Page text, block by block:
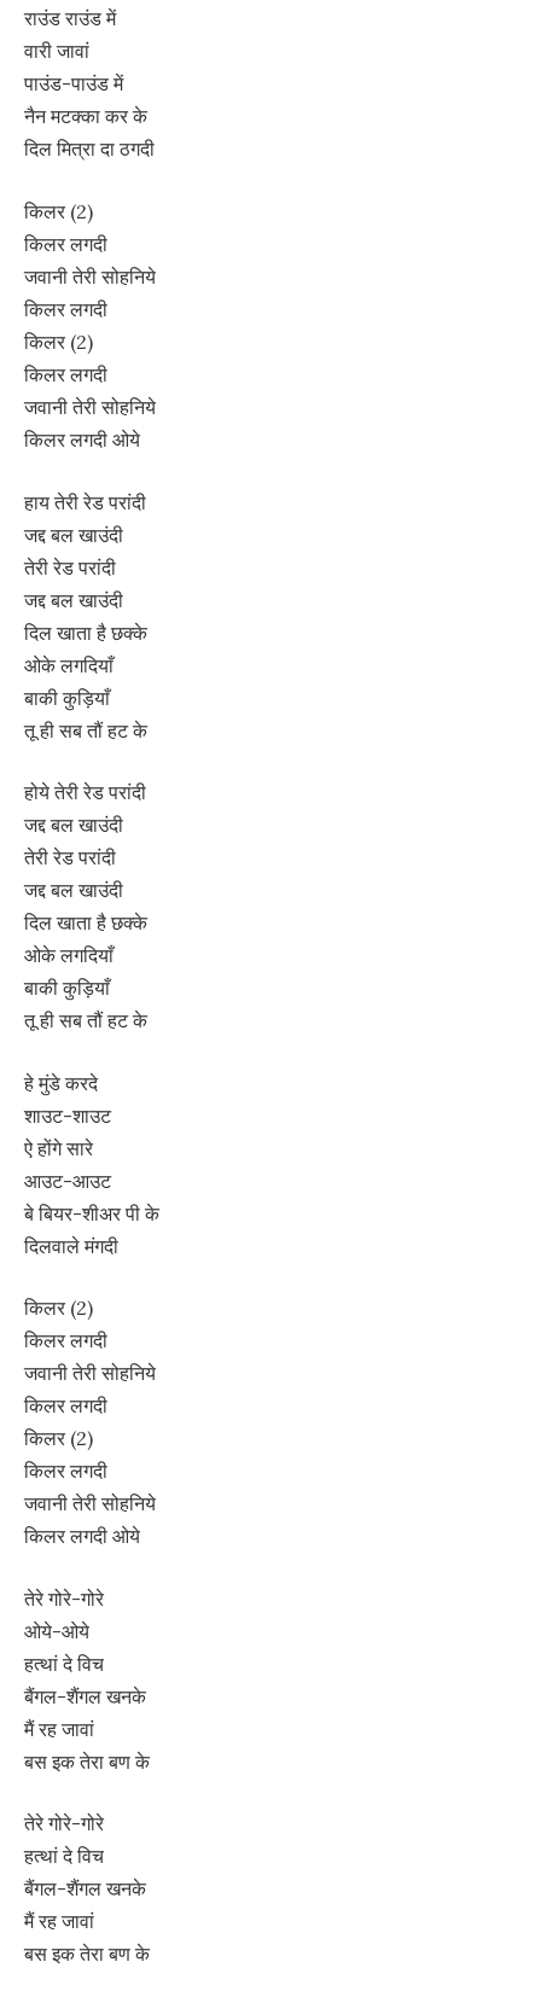
राउंड राउंड में
वारी जावां
पाउंड-पाउंड में
नैन मटक्का कर के
दिल मित्रा दा ठगदी
किलर (2)
किलर लगदी
जवानी तेरी सोहनिये
किलर लगदी
किलर (2)
किलर लगदी
जवानी तेरी सोहनिये
किलर लगदी ओये
हाय तेरी रेड परांदी
जद्द बल खाउंदी
तेरी रेड परांदी
जद्द बल खाउंदी
दिल खाता है छक्के
ओके लगदियाँ
बाकी कुड़ियाँ
तू ही सब तौं हट के
होये तेरी रेड परांदी
जद्द बल खाउंदी
तेरी रेड परांदी
जद्द बल खाउंदी
दिल खाता है छक्के
ओके लगदियाँ
बाकी कुड़ियाँ
तू ही सब तौं हट के
हे मुंडे करदे
शाउट-शाउट
ऐ होंगे सारे
आउट-आउट
बे बियर-शीअर पी के
दिलवाले मंगदी
किलर (2)
किलर लगदी
जवानी तेरी सोहनिये
किलर लगदी
किलर (2)
किलर लगदी
जवानी तेरी सोहनिये
किलर लगदी ओये
तेरे गोरे-गोरे
ओये-ओये
हत्थां दे विच
बैंगल-शैंगल खनके
मैं रह जावां
बस इक तेरा बण के
तेरे गोरे-गोरे
हत्थां दे विच
बैंगल-शैंगल खनके
मैं रह जावां
बस इक तेरा बण के